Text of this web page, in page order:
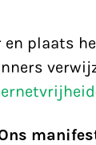
plaats